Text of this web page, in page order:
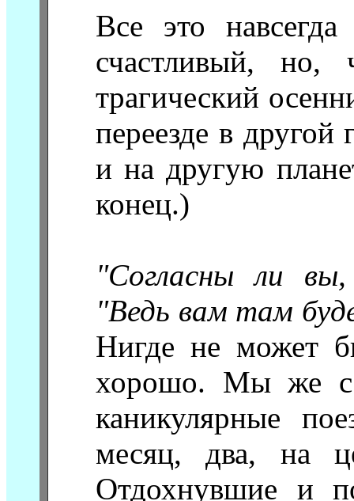
Все это
счастливый, но,
трагический
переезде в
и на другую
конец.)
"Согласны ли
"Ведь вам там
Нигде не может
хорошо. Мы же
каникулярные
месяц, два, на
Отдохнувшие и